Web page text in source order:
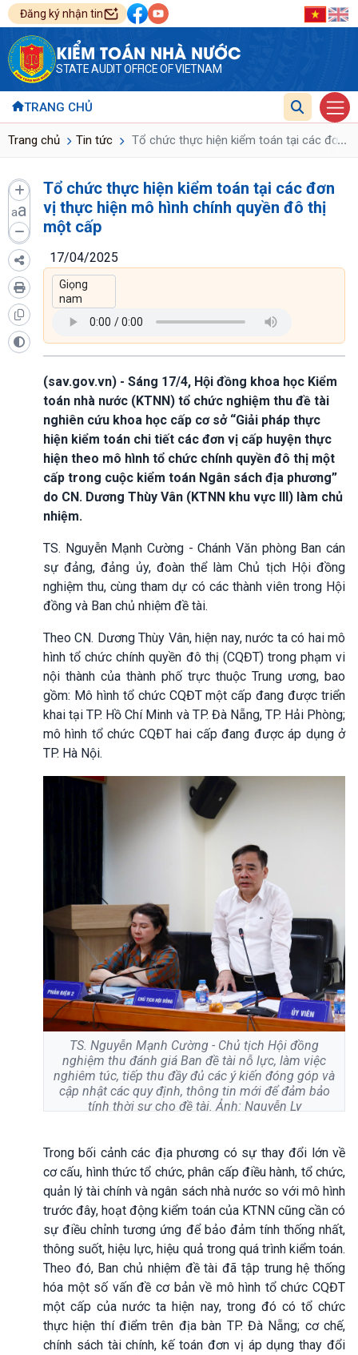
Đăng ký nhận tin
KIỂM TOÁN NHÀ NƯỚC
STATE AUDIT OFFICE OF VIETNAM
TRANG CHỦ
Trang chủ Tin tức Tổ chức thực hiện kiểm toán tại các đơn
...
aa
Tổ chức thực hiện kiểm toán tại các đơn
vị thực hiện mô hình chính quyền đô thị
một cấp
17/04/2025
(sav.gov.vn) - Sáng 17/4, Hội đồng khoa học Kiểm
toán nhà nước (KTNN) tổ chức nghiệm thu đề tài
nghiên cứu khoa học cấp cơ sở “Giải pháp thực
hiện kiểm toán chi tiết các đơn vị cấp huyện thực
hiện theo mô hình tổ chức chính quyền đô thị một
cấp trong cuộc kiểm toán Ngân sách địa phương”
do CN. Dương Thùy Vân (KTNN khu vực III) làm chủ
nhiệm.
TS. Nguyễn Mạnh Cường - Chánh Văn phòng Ban cán
sự đảng, đảng ủy, đoàn thể làm Chủ tịch Hội đồng
nghiệm thu, cùng tham dự có các thành viên trong Hội
đồng và Ban chủ nhiệm đề tài.
Theo CN. Dương Thùy Vân, hiện nay, nước ta có hai mô
hình tổ chức chính quyền đô thị (CQĐT) trong phạm vi
nội thành của thành phố trực thuộc Trung ương, bao
gồm: Mô hình tổ chức CQĐT một cấp đang được triển
khai tại TP. Hồ Chí Minh và TP. Đà Nẵng, TP. Hải Phòng;
mô hình tổ chức CQĐT hai cấp đang được áp dụng ở
TP. Hà Nội.
TS. Nguyễn Mạnh Cường - Chủ tịch Hội đồng
nghiệm thu đánh giá Ban đề tài nỗ lực, làm việc
nghiêm túc, tiếp thu đầy đủ các ý kiến đóng góp và
cập nhật các quy định, thông tin mới để đảm bảo
tính thời sự cho đề tài. Ảnh: Nguyễn Ly
Trong bối cảnh các địa phương có sự thay đổi lớn về
cơ cấu, hình thức tổ chức, phân cấp điều hành, tổ chức,
quản lý tài chính và ngân sách nhà nước so với mô hình
trước đây, hoạt động kiểm toán của KTNN cũng cần có
sự điều chỉnh tương ứng để bảo đảm tính thống nhất,
thông suốt, hiệu lực, hiệu quả trong quá trình kiểm toán.
Theo đó, Ban chủ nhiệm đề tài đã tập trung hệ thống
hóa một số vấn đề cơ bản về mô hình tổ chức CQĐT
một cấp của nước ta hiện nay, trong đó có tổ chức
thực hiện thí điểm trên địa bàn TP. Đà Nẵng; cơ chế,
chính sách tài chính, kế toán đơn vị áp dụng thay đổi